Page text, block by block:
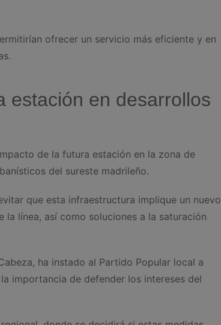
ofrecer un servicio más eficiente y en
estación en desarrollos
de la futura estación en la zona de
del sureste madrileño.
que esta infraestructura implique un nuevo
línea, así como soluciones a la saturación
ha instado al Partido Popular local a
importancia de defender los intereses del